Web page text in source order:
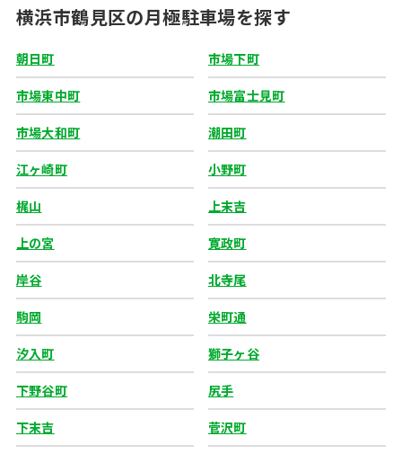
横浜市鶴見区の月極駐車場を探す
朝日町 市場下町
市場東中町 市場富士見町
市場大和町 潮田町
江ヶ崎町 小野町
梶山 上末吉
上の宮 寛政町
岸谷 北寺尾
駒岡 栄町通
汐入町 獅子ヶ谷
下野谷町 尻手
下末吉 菅沢町